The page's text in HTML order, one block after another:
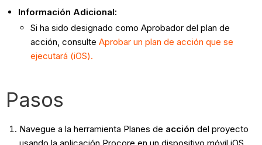
Información Adicional:
Si ha sido designado como Aprobador del plan de
acción, consulteAprobar un plan de acción que se
ejecutará (iOS).
Pasos
Navegue a la herramienta Planes de acción del proyecto